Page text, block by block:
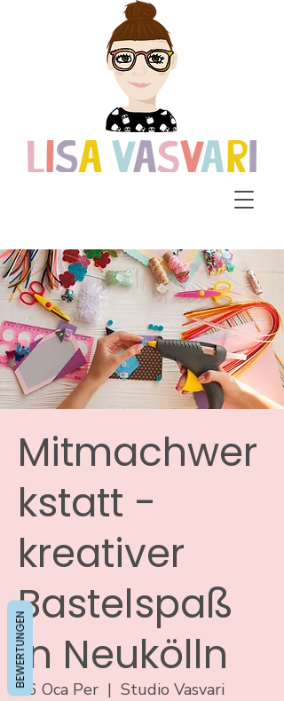
Mitmachwer
kstatt -
kreativer
Bastelspaß
in Neukölln
16 Oca Per
  |
Studio Vasvari
BEWERTUNGEN